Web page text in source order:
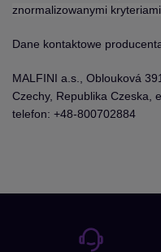
znormalizowanymi kryteriami.
Dane kontaktowe
MALFINI a.s., Oblouková
Czechy, Republika Czeska,
telefon: +48-800702884